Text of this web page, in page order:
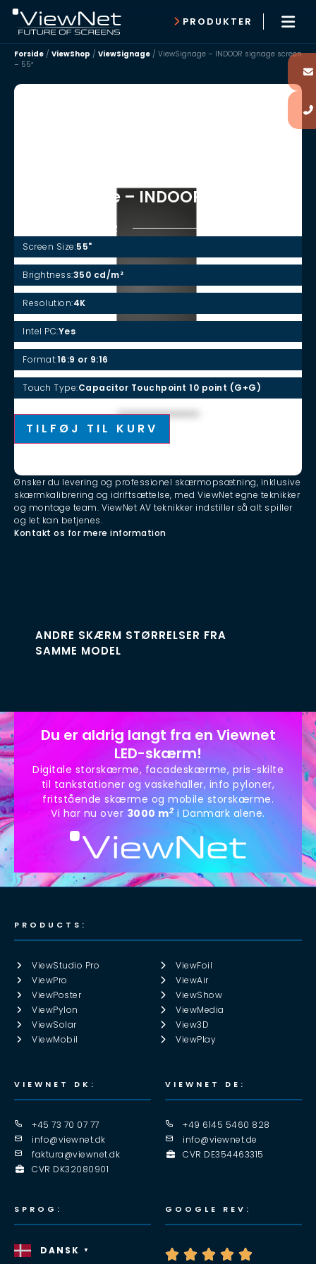
PRODUKTER
Forside / ViewShop / ViewSignage / ViewSignage – INDOOR signage screen
– 55″
ViewSignage – INDOOR signage
SPECIFIKATIONER
Screen Size:55"
Brightness:350 cd/m²
Resolution:4K
Intel PC:Yes
Format:16:9 or 9:16
Touch Type:Capacitor Touchpoint 10 point (G+G)
TILFØJ TIL KURV Alternative:
LEVERING OG ETABLERING
Ønsker du levering og professionel skærmopsætning, inklusive
skærmkalibrering og idriftsættelse, med ViewNet egne teknikker
og montage team. ViewNet AV teknikker indstiller så alt spiller
og let kan betjenes.
Kontakt os for mere information
ANDRE SKÆRM STØRRELSER FRA
SAMME MODEL
Du er aldrig langt fra en Viewnet
LED-skærm!
Digitale storskærme, facadeskærme, pris-skilte
til tankstationer og vaskehaller, info pyloner,
fritstående skærme og mobile storskærme.
Vi har nu over 3000 m2 i Danmark alene.
PRODUCTS:
ViewStudio Pro
ViewPro
ViewPoster
ViewPylon
ViewSolar
ViewMobil
ViewFoil
ViewAir
ViewShow
ViewMedia
View3D
ViewPlay
VIEWNET DK:
+45 73 70 07 77
info@viewnet.dk
faktura@viewnet.dk
CVR DK32080901
SPROG:
DANSK ▼
VIEWNET DE:
+49 6145 5460 828
info@viewnet.de
CVR DE354463315
GOOGLE REV:
    